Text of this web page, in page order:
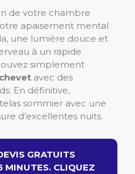
de votre chambre
apaisement mental
une lumière douce et
à un rapide
simplement
avec des
En définitive,
sommier avec une
d’excellentes nuits.
GRATUITS
MINUTES. CLIQUEZ